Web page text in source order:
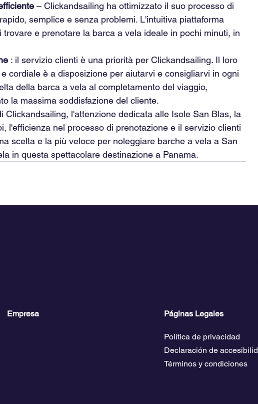
– Clickandsailing ha ottimizzato il suo processo di
semplice e senza problemi. L'intuitiva piattaforma
e prenotare la barca a vela ideale in pochi minuti, in
: il servizio clienti è una priorità per Clickandsailing. Il loro
cordiale è a disposizione per aiutarvi e consigliarvi in ogni
della barca a vela al completamento del viaggio,
la massima soddisfazione del cliente.
Clickandsailing, l'attenzione dedicata alle Isole San Blas, la
l'efficienza nel processo di prenotazione e il servizio clienti
scelta e la più veloce per noleggiare barche a vela a San
in questa spettacolare destinazione a Panama.
Empresa Páginas Legales
Política de privacidad
Declaración de
Términos y condiciones